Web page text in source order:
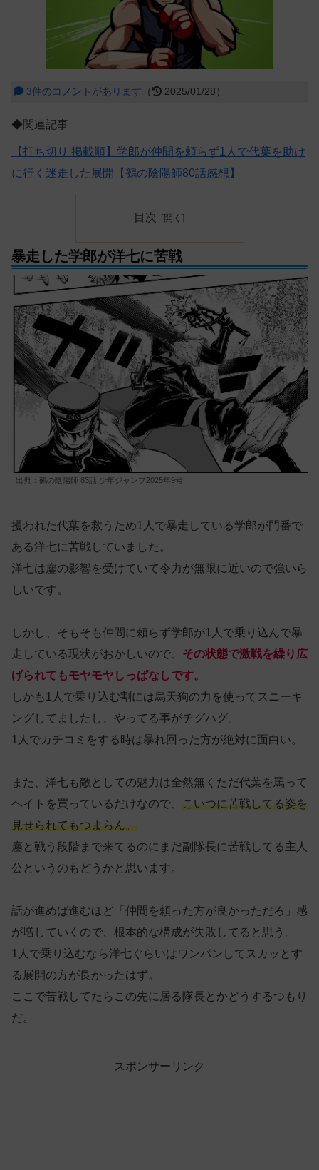
3件のコメントがあります （ 2025/01/28）
◆関連記事
【打ち切り 掲載順】学郎が仲間を頼らず1人で代葉を助け
に行く迷走した展開【鵺の陰陽師80話感想】
目次
暴走した学郎が洋七に苦戦
出典：鵺の陰陽師 83話 少年ジャンプ2025年9号
攫われた代葉を救うため1人で暴走している学郎が門番で
ある洋七に苦戦していました。
洋七は鏖の影響を受けていて令力が無限に近いので強いら
しいです。
しかし、そもそも仲間に頼らず学郎が1人で乗り込んで暴
走している現状がおかしいので、 その状態で激戦を繰り広
げられてもモヤモヤしっぱなしです。
しかも1人で乗り込む割には烏天狗の力を使ってスニーキ
ングしてましたし、やってる事がチグハグ。
1人でカチコミをする時は暴れ回った方が絶対に面白い。
また、洋七も敵としての魅力は全然無くただ代葉を罵って
ヘイトを買っているだけなので、 こいつに苦戦してる姿を
見せられてもつまらん。
鏖と戦う段階まで来てるのにまだ副隊長に苦戦してる主人
公というのもどうかと思います。
話が進めば進むほど「仲間を頼った方が良かっただろ」感
が増していくので、根本的な構成が失敗してると思う。
1人で乗り込むなら洋七ぐらいはワンパンしてスカッとす
る展開の方が良かったはず。
ここで苦戦してたらこの先に居る隊長とかどうするつもり
だ。
スポンサーリンク